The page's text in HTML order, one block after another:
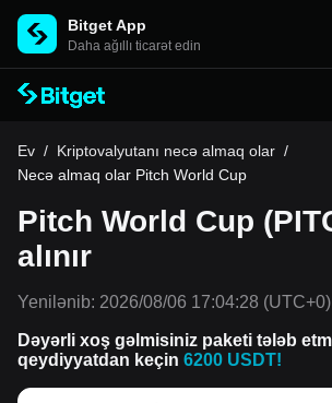
Bitget App
Daha ağıllı ticarət edin
Ev / Kriptovalyutanı necə almaq olar /
Necə almaq olar Pitch World Cup
Pitch World Cup
alınır
Yenilənib: 2026/08/06 17:04:28 (UTC+0)
Dəyərli xoş gəlmisiniz paketi tələb
qeydiyyatdan keçin 6200 USDT!